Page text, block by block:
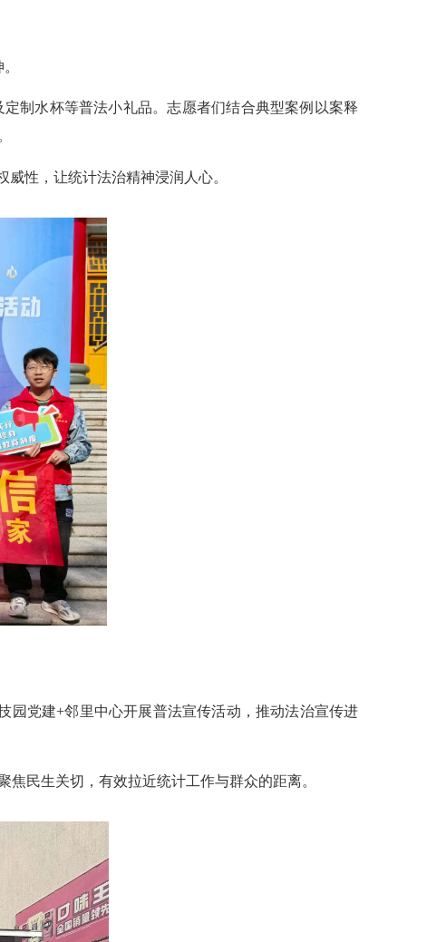
制水杯等普法小礼品。志愿者们结合典型案例以案释
性，让统计法治精神浸润人心。
园党建+邻里中心开展普法宣传活动，推动法治宣传进
民生关切，有效拉近统计工作与群众的距离。